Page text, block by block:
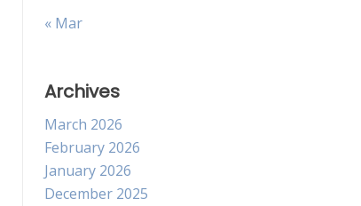
« Mar
Archives
March 2026
February 2026
January 2026
December 2025